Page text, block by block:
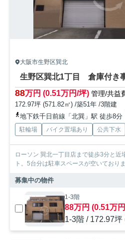
大阪市生野区巽北
生野区巽北1丁目 倉庫付き
88万円 (0.51万円/坪) 管理/共益
172.97坪 (571.82㎡) /築51年 /3階建
地下鉄千日前線「北巽」駅 徒歩8分
駐輪場 バイク置場あり 公共下水
ローソン 巽北一丁目店まで徒歩3分と近
ト。5台分は駐車スペースが空いており
募集中の物件
1-3階
88万円 (0.51万
1-3階 / 172.97坪